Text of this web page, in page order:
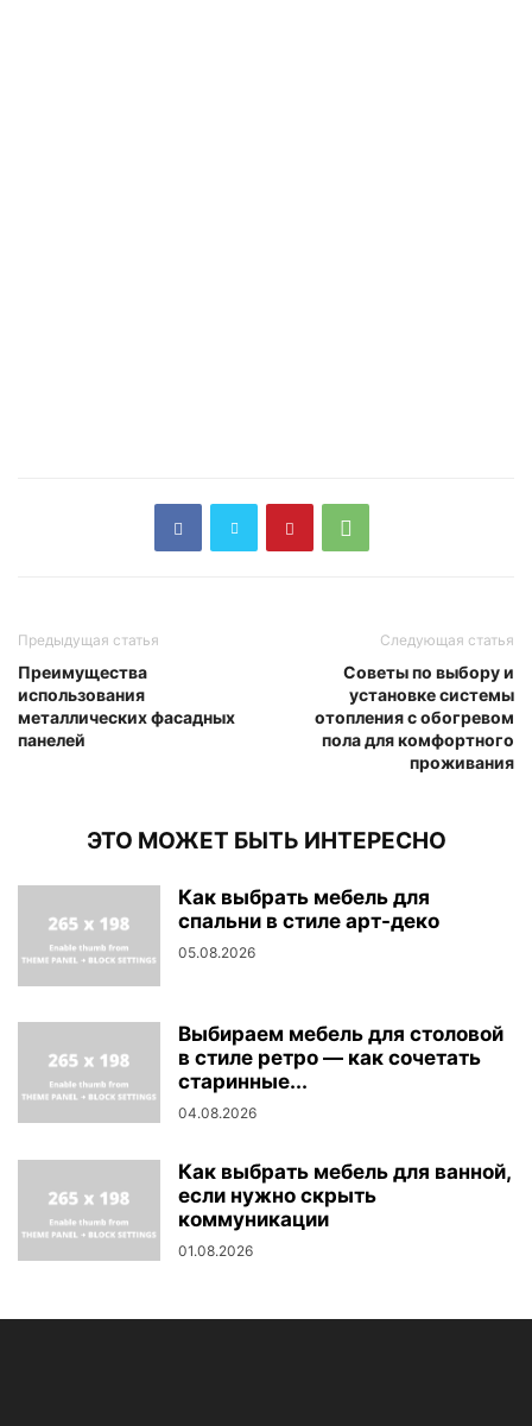
Предыдущая статья
Преимущества
использования
металлических фасадных
панелей
Следующая статья
Советы по выбору и
установке системы
отопления с обогревом
пола для комфортного
проживания
ЭТО МОЖЕТ БЫТЬ ИНТЕРЕСНО
Как выбрать мебель для
спальни в стиле арт-деко
05.08.2026
Выбираем мебель для столовой
в стиле ретро — как сочетать
старинные...
04.08.2026
Как выбрать мебель для ванной,
если нужно скрыть
коммуникации
01.08.2026